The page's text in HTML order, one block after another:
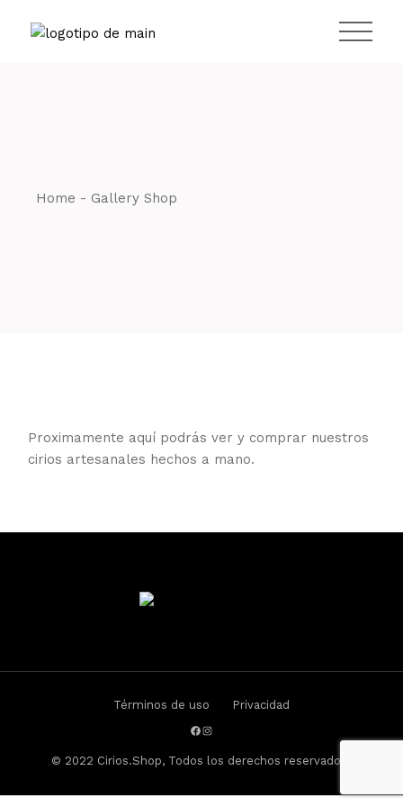
Home Gallery Shop
Proximamente aquí podrás ver y comprar nuestros
cirios artesanales hechos a mano.
Términos de uso Privacidad
© 2022 Cirios.Shop, Todos los derechos reservados.